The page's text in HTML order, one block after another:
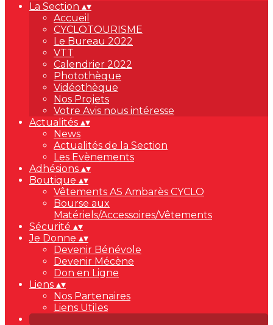
La Section ▴▾
Accueil
CYCLOTOURISME
Le Bureau 2022
VTT
Calendrier 2022
Photothèque
Vidéothèque
Nos Projets
Votre Avis nous intéresse
Actualités ▴▾
News
Actualités de la Section
Les Evènements
Adhésions ▴▾
Boutique ▴▾
Vêtements AS Ambarès CYCLO
Bourse aux
Matériels/Accessoires/Vêtements
Sécurité ▴▾
Je Donne ▴▾
Devenir Bénévole
Devenir Mécène
Don en Ligne
Liens ▴▾
Nos Partenaires
Liens Utiles